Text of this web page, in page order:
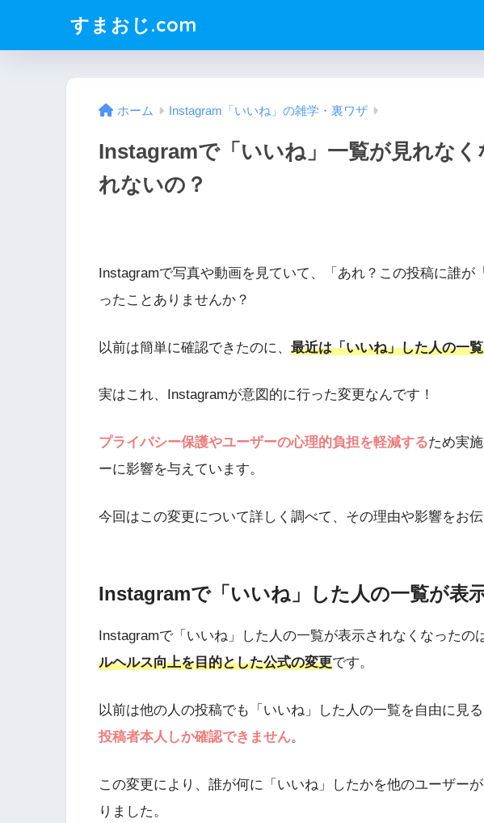
すまおじ.com
ホーム Instagram「いいね」の雑学・裏ワザ
Instagramで「いいね」一覧が見れなく
れないの？
Instagramで写真や動画を見ていて、「あれ？この投稿に誰が
ったことありませんか？
以前は簡単に確認できたのに、 最近は「いいね」した人の一
実はこれ、Instagramが意図的に行った変更なんです！
プライバシー保護やユーザーの心理的負担を軽減するため実
ーに影響を与えています。
今回はこの変更について詳しく調べて、その理由や影響をお伝
Instagramで「いいね」した人の一覧が表
Instagramで「いいね」した人の一覧が表示されなくなったの
ルヘルス向上を目的とした公式の変更です。
以前は他の人の投稿でも「いいね」した人の一覧を自由に見る
投稿者本人しか確認できません。
この変更により、誰が何に「いいね」したかを他のユーザー
りました。